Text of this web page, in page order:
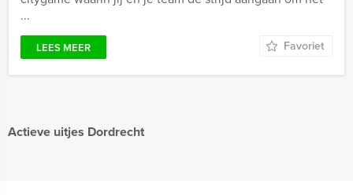
Actieve uitjes Dordrecht
...
LEES MEER Favoriet